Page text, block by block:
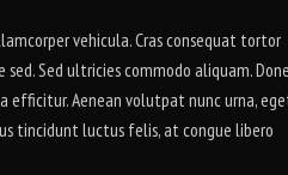
vehicula. Cras consequat tortor
Sed ultricies commodo aliquam.
efficitur. Aenean volutpat nunc urna,
tincidunt luctus felis, at congue libero